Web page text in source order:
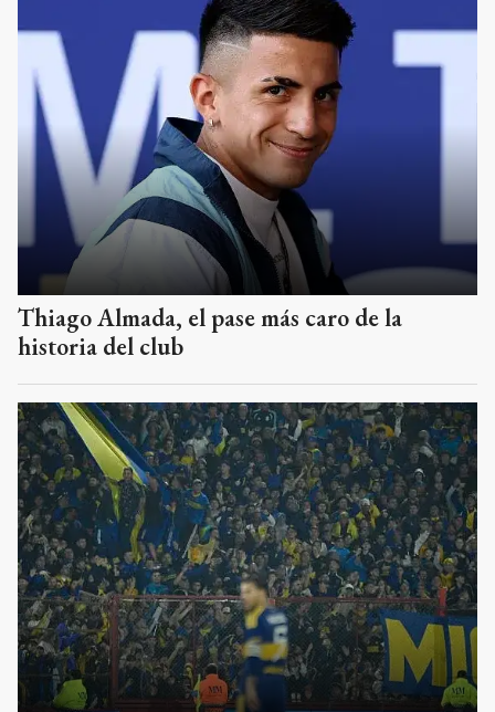
Thiago Almada, el pase más caro de la
historia del club